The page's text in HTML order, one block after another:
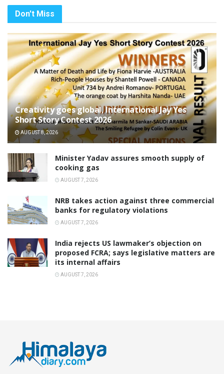
Don't Miss
Creativity goes global, International Jay Yes
Short Story Contest 2026
AUGUST 8, 2026
Minister Yadav assures smooth supply of
cooking gas
AUGUST 7, 2026
NRB takes action against three commercial
banks for regulatory violations
AUGUST 7, 2026
India rejects US lawmaker’s objection on
proposed FCRA; says legislative matters are
its internal affairs
AUGUST 7, 2026